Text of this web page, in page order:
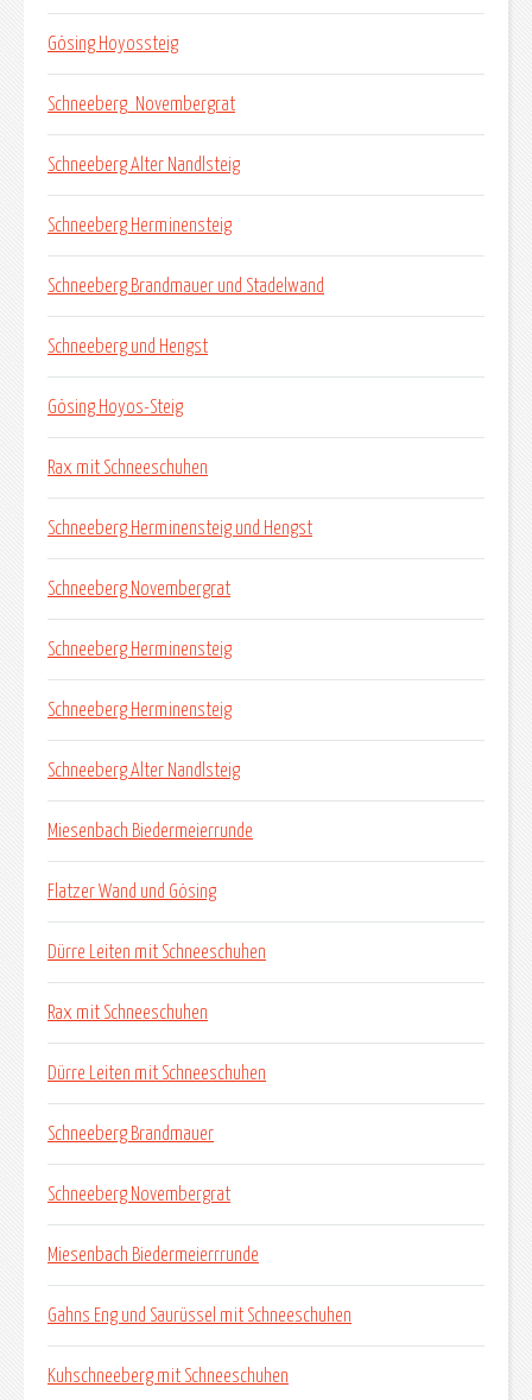
Gösing Hoyossteig
Schneeberg_Novembergrat
Schneeberg Alter Nandlsteig
Schneeberg Herminensteig
Schneeberg Brandmauer und Stadelwand
Schneeberg und Hengst
Gösing Hoyos-Steig
Rax mit Schneeschuhen
Schneeberg Herminensteig und Hengst
Schneeberg Novembergrat
Schneeberg Herminensteig
Schneeberg Herminensteig
Schneeberg Alter Nandlsteig
Miesenbach Biedermeierrunde
Flatzer Wand und Gösing
Dürre Leiten mit Schneeschuhen
Rax mit Schneeschuhen
Dürre Leiten mit Schneeschuhen
Schneeberg Brandmauer
Schneeberg Novembergrat
Miesenbach Biedermeierrrunde
Gahns Eng und Saurüssel mit Schneeschuhen
Kuhschneeberg mit Schneeschuhen